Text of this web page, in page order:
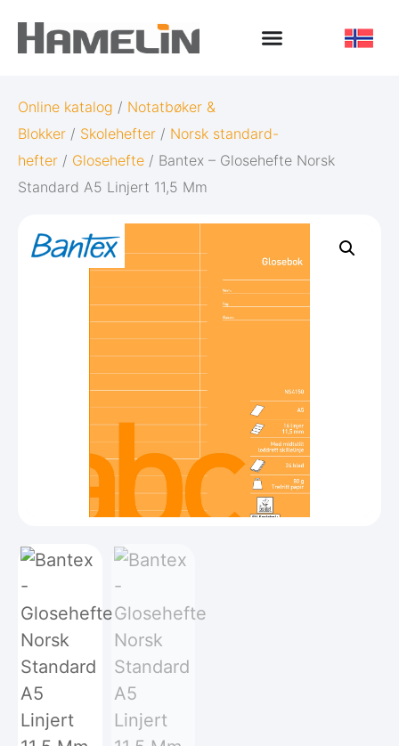
Online katalog / Notatbøker &
Blokker / Skolehefter / Norsk standard-
hefter / Glosehefte / Bantex – Glosehefte Norsk
Standard A5 Linjert 11,5 Mm